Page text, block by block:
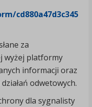
cd880a47d3c345
za
wyżej platformy
informacji oraz
odwetowych.
dla sygnalisty